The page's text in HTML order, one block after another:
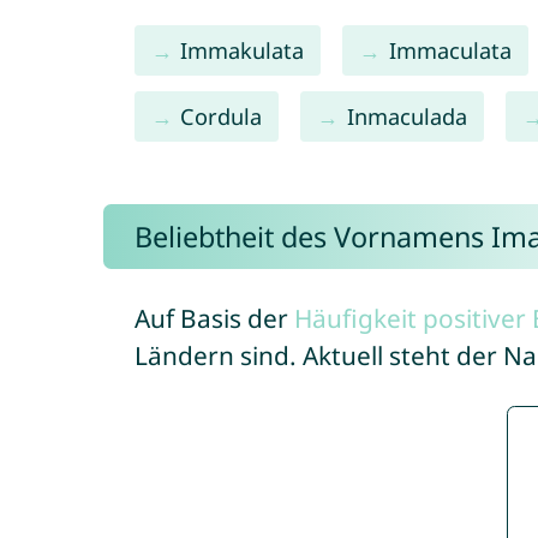
Immakulata Immaculata
Cordula Inmaculada
Beliebtheit des Vornamens
Auf Basis der Häufigkeit positiver
Ländern sind. Aktuell steht der